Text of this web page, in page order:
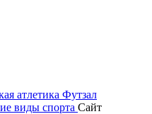
атлетика Футзал
виды спорта Сайт